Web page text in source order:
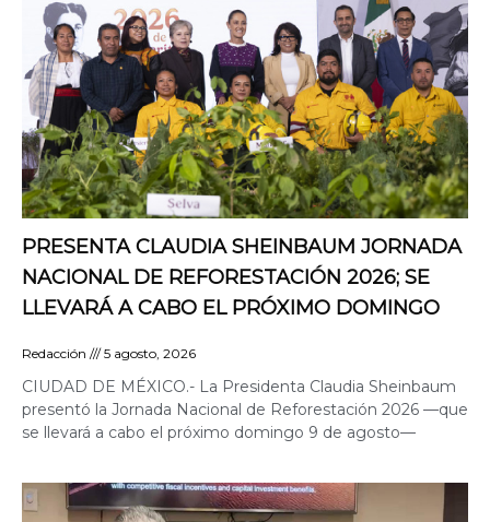
PRESENTA CLAUDIA SHEINBAUM JORNADA
NACIONAL DE REFORESTACIÓN 2026; SE
LLEVARÁ A CABO EL PRÓXIMO DOMINGO
Redacción 5 agosto, 2026
CIUDAD DE MÉXICO.- La Presidenta Claudia Sheinbaum
presentó la Jornada Nacional de Reforestación 2026 —que
se llevará a cabo el próximo domingo 9 de agosto—